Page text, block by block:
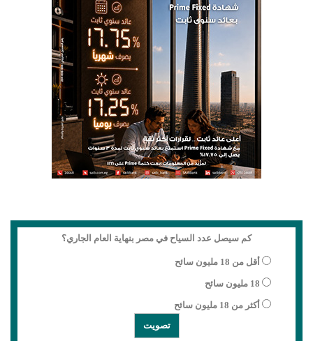
كم سيصل عدد السياح في مصر بنهاية العام الجاري؟
أقل من 18 مليون سائح
18 مليون سائح
أكثر من 18 مليون سائح